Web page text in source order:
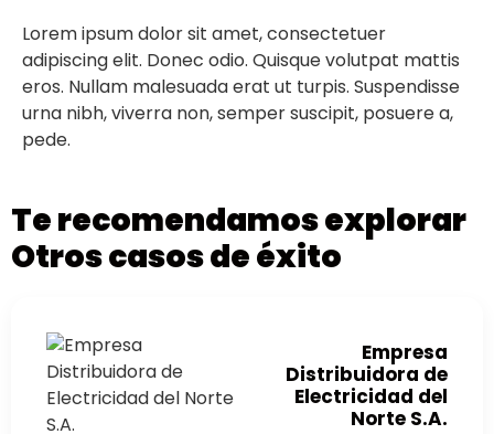
Lorem ipsum dolor sit amet, consectetuer
adipiscing elit. Donec odio. Quisque volutpat mattis
eros. Nullam malesuada erat ut turpis. Suspendisse
urna nibh, viverra non, semper suscipit, posuere a,
pede.
Te recomendamos explorar
Otros casos de éxito
Empresa
Distribuidora de
Electricidad del
Norte S.A.